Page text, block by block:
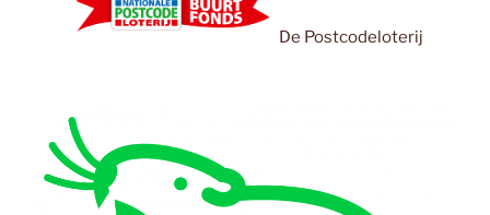
De Postcodeloterij